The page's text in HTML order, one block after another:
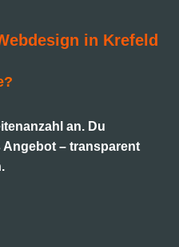
in Krefeld
an. Du
Angebot – transparent